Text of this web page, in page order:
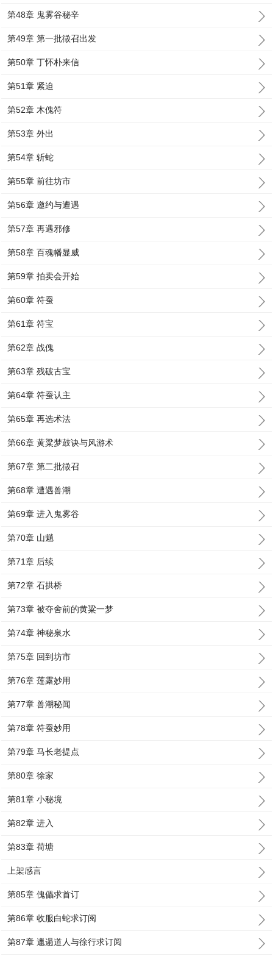
第48章 鬼雾谷秘辛
第49章 第一批徵召出发
第50章 丁怀朴来信
第51章 紧迫
第52章 木傀符
第53章 外出
第54章 斩蛇
第55章 前往坊市
第56章 邀约与遭遇
第57章 再遇邪修
第58章 百魂幡显威
第59章 拍卖会开始
第60章 符蚕
第61章 符宝
第62章 战傀
第63章 残破古宝
第64章 符蚕认主
第65章 再选术法
第66章 黄粱梦鼓诀与风游术
第67章 第二批徵召
第68章 遭遇兽潮
第69章 进入鬼雾谷
第70章 山魈
第71章 后续
第72章 石拱桥
第73章 被夺舍前的黄粱一梦
第74章 神秘泉水
第75章 回到坊市
第76章 莲露妙用
第77章 兽潮秘闻
第78章 符蚕妙用
第79章 马长老提点
第80章 徐家
第81章 小秘境
第82章 进入
第83章 荷塘
上架感言
第85章 傀儡求首订
第86章 收服白蛇求订阅
第87章 邋遢道人与徐行求订阅